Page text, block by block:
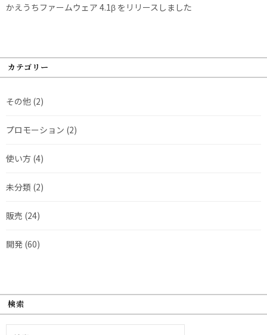
かえうちファームウェア 4.1β をリリースしました
カテゴリー
その他 (2)
プロモーション (2)
使い方 (4)
未分類 (2)
販売 (24)
開発 (60)
検索